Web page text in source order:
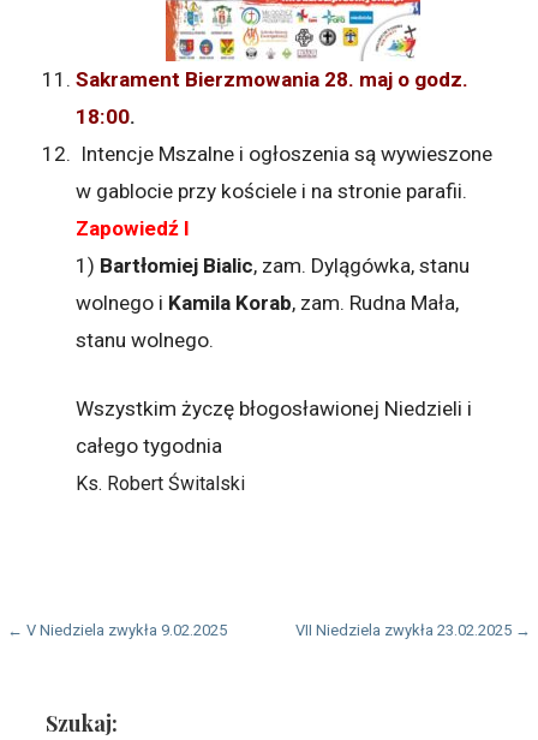
Sakrament Bierzmowania 28. maj o godz.
18:00.
Intencje Mszalne i ogłoszenia są wywieszone
w gablocie przy kościele i na stronie parafii.
Zapowiedź I
1) Bartłomiej Bialic, zam. Dylągówka, stanu
wolnego i Kamila Korab, zam. Rudna Mała,
stanu wolnego.
Wszystkim życzę błogosławionej Niedzieli i
całego tygodnia
Ks. Robert Świtalski
Nawigacja
← V Niedziela zwykła 9.02.2025 VII Niedziela zwykła 23.02.2025 →
Szukaj: